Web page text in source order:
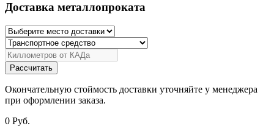
Доставка металлопроката
Рассчитать
Окончательную стоймость доставки уточняйте у менеджера
при оформлении заказа.
0 Руб.